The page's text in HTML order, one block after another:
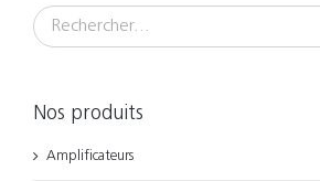
Nos produits
Amplificateurs